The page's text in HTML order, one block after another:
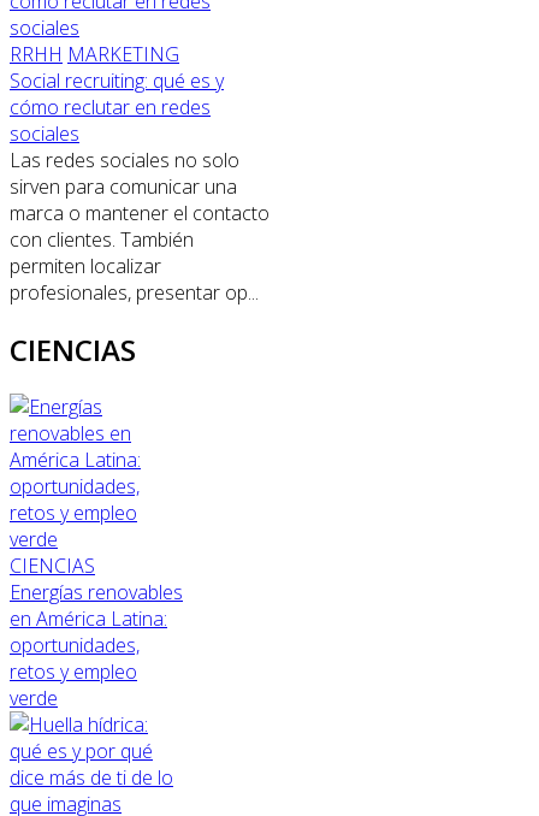
RRHH MARKETING
Social recruiting: qué es y
cómo reclutar en redes
sociales
Las redes sociales no solo
sirven para comunicar una
marca o mantener el contacto
con clientes. También
permiten localizar
profesionales, presentar op...
CIENCIAS
CIENCIAS
Energías renovables
en América Latina:
oportunidades,
retos y empleo
verde